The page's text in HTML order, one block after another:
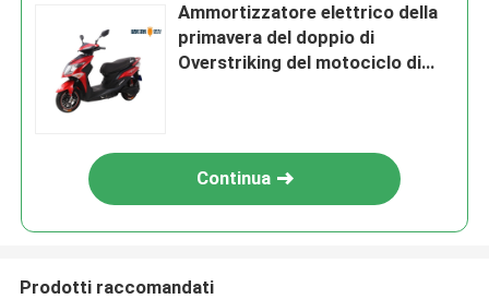
Ammortizzatore elettrico della
primavera del doppio di
Overstriking del motociclo di
Continua
Prodotti raccomandati